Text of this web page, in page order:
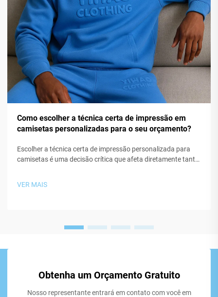
Como escolher a técnica certa de impressão em
camisetas personalizadas para o seu orçamento?
Escolher a técnica certa de impressão personalizada para
camisetas é uma decisão crítica que afeta diretamente tanto
VER MAIS
Obtenha um Orçamento Gratuito
Nosso representante entrará em contato com você em